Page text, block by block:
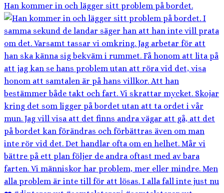
Han kommer in och lägger sitt problem på bordet.